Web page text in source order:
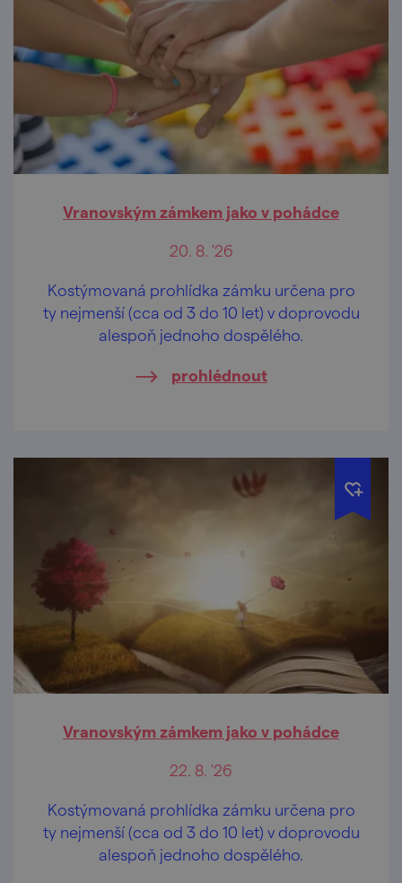
Vranovským zámkem jako v pohádce
20. 8. '26
Kostýmovaná prohlídka zámku určena pro
ty nejmenší (cca od 3 do 10 let) v doprovodu
alespoň jednoho dospělého.
prohlédnout
Vranovským zámkem jako v pohádce
22. 8. '26
Kostýmovaná prohlídka zámku určena pro
ty nejmenší (cca od 3 do 10 let) v doprovodu
alespoň jednoho dospělého.